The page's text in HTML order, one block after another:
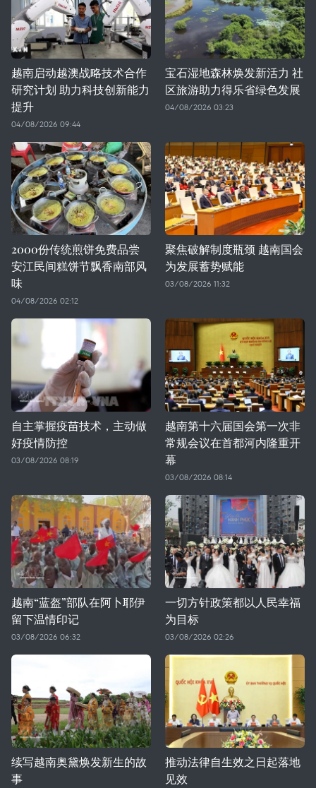
越南启动越澳战略技术合作
研究计划 助力科技创新能力
提升
04/08/2026 09:44
宝石湿地森林焕发新活力 社
区旅游助力得乐省绿色发展
04/08/2026 03:23
2000份传统煎饼免费品尝
安江民间糕饼节飘香南部风
味
04/08/2026 02:12
聚焦破解制度瓶颈 越南国会
为发展蓄势赋能
03/08/2026 11:32
自主掌握疫苗技术，主动做
好疫情防控
03/08/2026 08:19
越南第十六届国会第一次非
常规会议在首都河内隆重开
幕
03/08/2026 08:14
越南“蓝盔”部队在阿卜耶伊
留下温情印记
03/08/2026 06:32
一切方针政策都以人民幸福
为目标
03/08/2026 02:26
续写越南奥黛焕发新生的故
事
推动法律自生效之日起落地
见效